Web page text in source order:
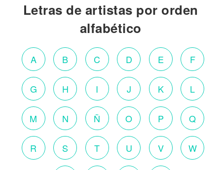
Letras de artistas por orden
alfabético
A B C D E F
G H I J K L
M N Ñ O P Q
R S T U V W